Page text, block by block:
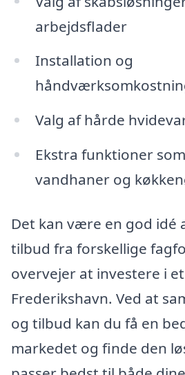
arbejdsflader
Installation og
Valg af hårde
Ekstra funktioner
vandhaner og
Det kan være en god idé
tilbud fra forskellige
overvejer at investere i
Frederikshavn. Ved at
og tilbud kan du få en
markedet og finde den